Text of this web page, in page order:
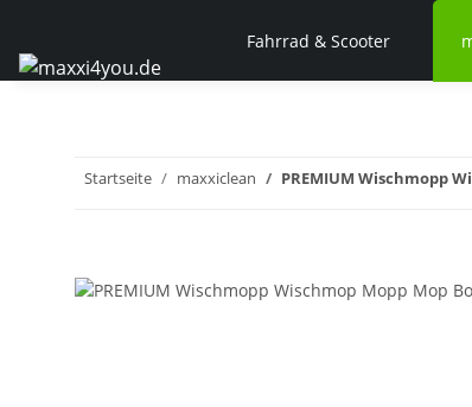
Fahrrad & Scooter
Startseite maxxiclean PREMIUM Wischmopp